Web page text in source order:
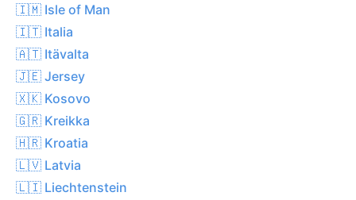
🇮🇲 Isle of Man
🇮🇹 Italia
🇦🇹 Itävalta
🇯🇪 Jersey
🇽🇰 Kosovo
🇬🇷 Kreikka
🇭🇷 Kroatia
🇱🇻 Latvia
🇱🇮 Liechtenstein